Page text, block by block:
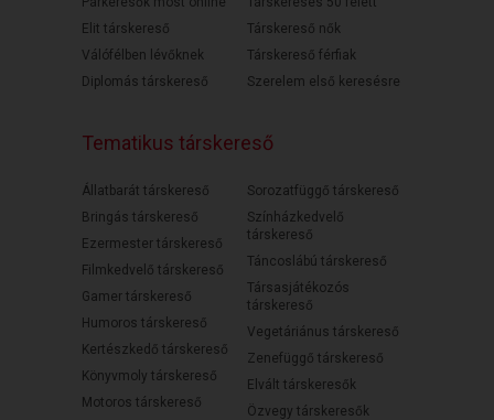
Elit társkereső
Válófélben lévőknek
Diplomás társkereső
Társkereső nők
Társkereső férfiak
Szerelem első keresésre
Tematikus társkereső
Állatbarát társkereső
Bringás társkereső
Ezermester társkereső
Filmkedvelő társkereső
Gamer társkereső
Humoros társkereső
Kertészkedő társkereső
Könyvmoly társkereső
Motoros társkereső
Sorozatfüggő társkereső
Színházkedvelő
társkereső
Táncoslábú társkereső
Társasjátékozós
társkereső
Vegetáriánus társkereső
Zenefüggő társkereső
Elvált társkeresők
Özvegy társkeresők